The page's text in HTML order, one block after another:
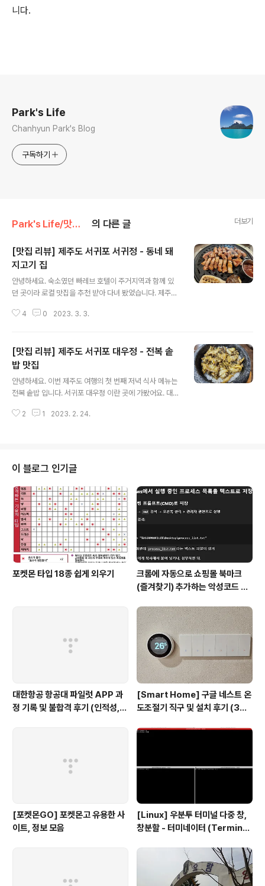
니다.
Park's Life
Chanhyun Park's Blog
구독하기
Park's Life/맛집 리뷰 의 다른 글 더보기
[맛집 리뷰] 제주도 서귀포 서귀정 - 동네 돼
지고기 집
안녕하세요. 숙소였던 빠레브 호텔이 주거지역과 함께 있
던 곳이라 로컬 맛집을 추천 받아 다녀 봤었습니다. 제주도
원분께 추천하는 서귀정에 다녀왔습니다. 서귀정 서귀포신
지본점 map.naver.com 제주도 올땐 생갈비를 항상 먹
었어서 오겹살과 생갈비를 함꼐 시켜 봤습니다. 양념은 수
입이라 따로 안시켰어요. 기본 상차림은 고깃집에서 주는
기본적인 것들을 다 줍니다. 김치가 맛있었어요. 생갈비와
데, 불규칙 하네요... 일단 최선을 다해 구웠습니다. 잘 익은
4 0 2023. 3. 3.
[맛집 리뷰] 제주도 서귀포 대우정 - 전복 솥
밥 맛집
안녕하세요. 이번 제주도 여행의 첫 번째 저녁 식사 메뉴는
전복 솥밥 입니다. 서귀포 대우정 이란 곳에 가봤어요. 대우
GIvjkAqb 네이버 지도 대우정 map.naver.com 저희는
국 입니다. 막 뛰어나게 맛있다 는 아니지만, 평타는 충분히
하는 맛 입니다. 아이도 맛있게 잘 먹고 왔어요. 메인 메뉴
인 전복 솥밥 입니다. 전복 살도 많이 들어가있고, 밑에 보
면 내장까지 듬뿍 들어가 있어요. 밥은 따로 덜어놓고, 솥에
는 뜨거운 물을 부어놓고 누룽지를 만들어 줍니다. 전..
2 1 2023. 2. 24.
이 블로그 인기글
포켓몬 타입 18종 쉽게 외우기
크롬에 자동으로 쇼핑몰 북마크
(즐겨찾기) 추가하는 악성코드 삭
servicepack)
대한항공 항공대 파일럿 APP 과
정 기록 및 불합격 후기 (인적성,
[Smart Home] 구글 네스트 온
도조절기 직구 및 설치 후기 (3세
[포켓몬GO] 포켓몬고 유용한 사
이트, 정보 모음
[Linux] 우분투 터미널 다중 창,
창분할 - 터미네이터 (Terminat